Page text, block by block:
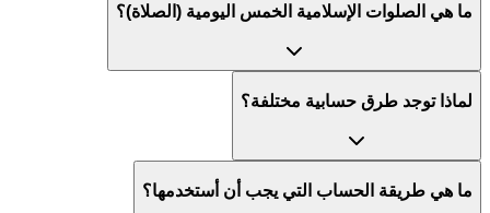
ما هي الصلوات الإسلامية الخمس اليومية (الصلاة)؟
لماذا توجد طرق حسابية مختلفة؟
ما هي طريقة الحساب التي يجب أن أستخدمها؟